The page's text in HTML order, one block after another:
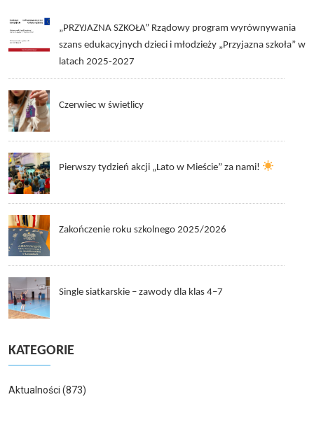
„PRZYJAZNA SZKOŁA” Rządowy program wyrównywania
szans edukacyjnych dzieci i młodzieży „Przyjazna szkoła” w
latach 2025-2027
Czerwiec w świetlicy
Pierwszy tydzień akcji „Lato w Mieście” za nami!
Zakończenie roku szkolnego 2025/2026
Single siatkarskie – zawody dla klas 4–7
KATEGORIE
Aktualności (873)